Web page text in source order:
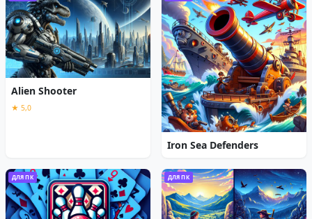
Alien Shooter
★ 5,0
Iron Sea Defenders
ДЛЯ ПК ДЛЯ ПК